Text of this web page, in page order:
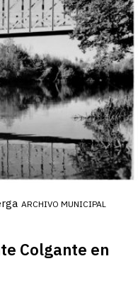
ARCHIVO MUNICIPAL
Colgante en